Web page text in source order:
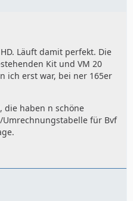
Läuft damit perfekt. Die
Kit und VM 20
ich erst war, bei ner 165er
die haben n schöne
für Bvf